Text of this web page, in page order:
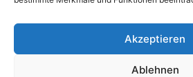
Akzeptieren
Ablehnen